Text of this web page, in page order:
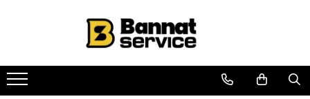
Toate Produsele
Case de marcat si imprimante
fiscale